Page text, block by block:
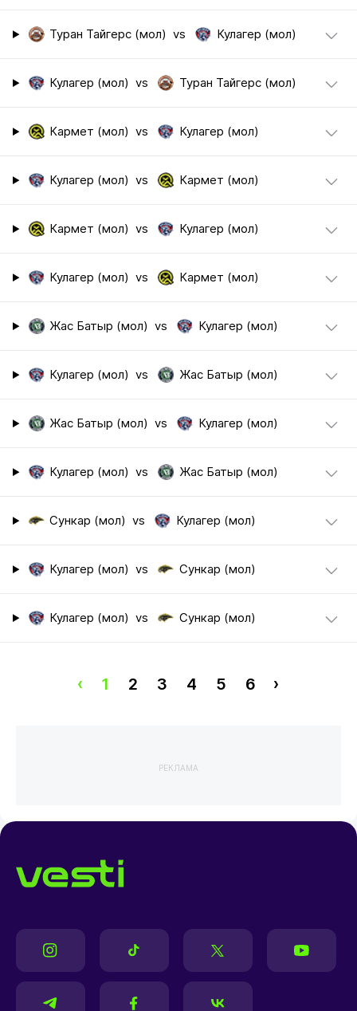
Туран Тайгерс (мол) vs Кулагер (мол)
Кулагер (мол) vs Туран Тайгерс (мол)
Кармет (мол) vs Кулагер (мол)
Кулагер (мол) vs Кармет (мол)
Кармет (мол) vs Кулагер (мол)
Кулагер (мол) vs Кармет (мол)
Жас Батыр (мол) vs Кулагер (мол)
Кулагер (мол) vs Жас Батыр (мол)
Жас Батыр (мол) vs Кулагер (мол)
Кулагер (мол) vs Жас Батыр (мол)
Сункар (мол) vs Кулагер (мол)
Кулагер (мол) vs Сункар (мол)
Кулагер (мол) vs Сункар (мол)
‹ 1 2 3 4 5 6 ›
РЕКЛАМА